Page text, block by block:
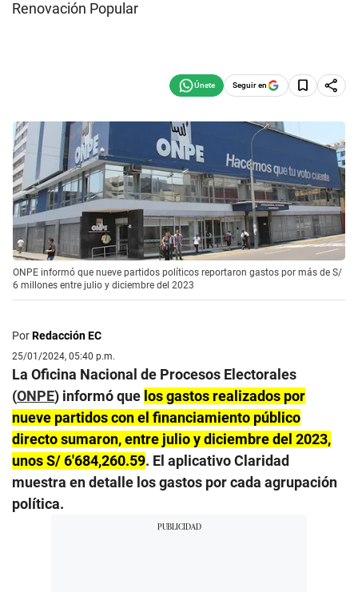
Renovación Popular
Seguir en
ONPE informó que nueve partidos políticos reportaron gastos por más de S/
6 millones entre julio y diciembre del 2023
PorRedacción EC
25/01/2024, 05:40 p.m.
La Oficina Nacional de Procesos Electorales
(ONPE) informó que los gastos realizados por
nueve partidos con el financiamiento público
directo sumaron, entre julio y diciembre del 2023,
unos S/ 6′684,260.59. El aplicativo Claridad
muestra en detalle los gastos por cada agrupación
política.